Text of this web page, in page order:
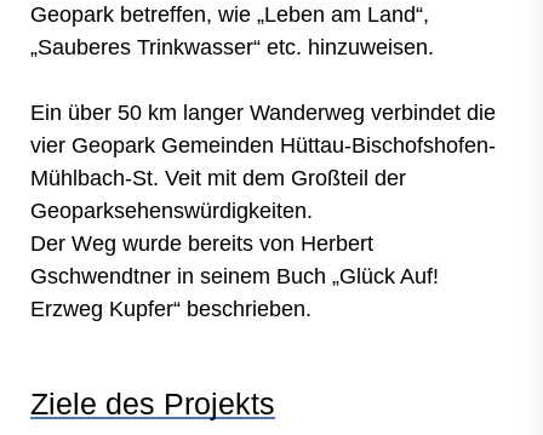
Geopark betreffen, wie „Leben am Land“,
„Sauberes Trinkwasser“ etc. hinzuweisen.
Ein über 50 km langer Wanderweg verbindet die
vier Geopark Gemeinden Hüttau-Bischofshofen-
Mühlbach-St. Veit mit dem Großteil der
Geoparksehenswürdigkeiten.
Der Weg wurde bereits von Herbert
Gschwendtner in seinem Buch „Glück Auf!
Erzweg Kupfer“ beschrieben.
Ziele des Projekts